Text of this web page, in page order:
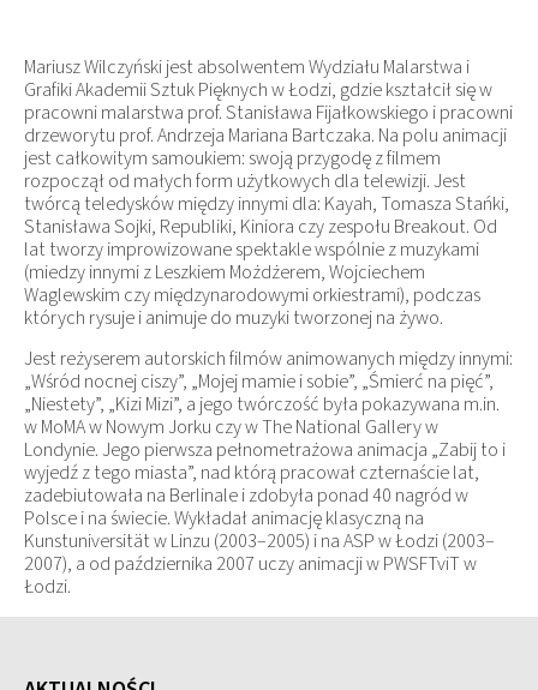
Mariusz Wilczyński jest absolwentem Wydziału Malarstwa i
Grafiki Akademii Sztuk Pięknych w Łodzi, gdzie kształcił się w
pracowni malarstwa prof. Stanisława Fijałkowskiego i pracowni
drzeworytu prof. Andrzeja Mariana Bartczaka. Na polu animacji
jest całkowitym samoukiem: swoją przygodę z filmem
rozpoczął od małych form użytkowych dla telewizji. Jest
twórcą teledysków między innymi dla: Kayah, Tomasza Stańki,
Stanisława Sojki, Republiki, Kiniora czy zespołu Breakout. Od
lat tworzy improwizowane spektakle wspólnie z muzykami
(miedzy innymi z Leszkiem Możdżerem, Wojciechem
Waglewskim czy międzynarodowymi orkiestrami), podczas
których rysuje i animuje do muzyki tworzonej na żywo.
Jest reżyserem autorskich filmów animowanych między innymi:
„Wśród nocnej ciszy”, „Mojej mamie i sobie”, „Śmierć na pięć”,
„Niestety”, „Kizi Mizi”, a jego twórczość była pokazywana m.in.
w MoMA w Nowym Jorku czy w The National Gallery w
Londynie. Jego pierwsza pełnometrażowa animacja „Zabij to i
wyjedź z tego miasta”, nad którą pracował czternaście lat,
zadebiutowała na Berlinale i zdobyła ponad 40 nagród w
Polsce i na świecie. Wykładał animację klasyczną na
Kunstuniversität w Linzu (2003–2005) i na ASP w Łodzi (2003–
2007), a od października 2007 uczy animacji w PWSFTviT w
Łodzi.